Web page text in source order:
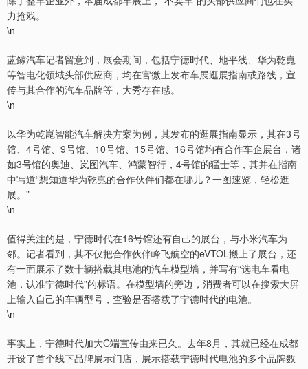
力抢戏。
\n
蓝鲸汽车记者留意到，展会期间，包括宁德时代、地平线、华为乾崑
等智电化领域头部供应商，均在官微上发布车展逛展指南或路线，宣
传与其合作的汽车品牌等，大秀存在感。
\n
以华为乾崑智能汽车解决方案为例，其发布的逛展指南显示，其在3号
馆、4号馆、9号馆、10号馆、15号馆、16号馆均有合作车企展台，诸
如3号馆的奥迪、岚图汽车、鸿蒙智行，4号馆的猛士等，其并在指南
中写道“想知道华为乾崑的合作伙伴们都在哪儿？一图速览，轻松逛
展。”
\n
值得关注的是，宁德时代在16号馆还有自己的展台，与小米汽车为
邻。记者看到，其不仅把合作伙伴峰飞航空的eVTOL搬上了展台，还
有一面展示了数十辆搭载其电池的汽车模型墙，并写有“选电车看电
池，认准宁德时代”的标语。在模型墙的旁边，消费者可以在搜索大屏
上输入自己的车辆型号，查验是否搭载了宁德时代的电池。
\n
事实上，宁德时代加大C端宣传由来已久。去年8月，其就已经在成都
开设了首个线下品牌展示门店，展示搭载宁德时代电池的多个品牌数